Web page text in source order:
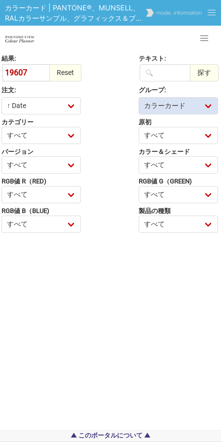
カラーカード | PANTONE®、MUNSELL、
RALカラーサンプル、グラフィックス＆プリ
ントのオンラインマーケットプレイス
結果:
19607 Reset
テキスト:
探す
注文: グループ:
カテゴリー 原初
バージョン カラー＆シェード
RGB値 R（RED) RGB値 G（GREEN)
RGB値 B（BLUE) 製品の種類
このポータルについて